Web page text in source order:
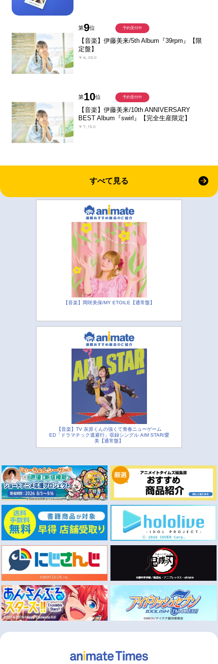
第9位
【音楽】伊藤美来/5th Album『39rpm』【限
定盤】
￥6,050
予約受付中
第10位
【音楽】伊藤美来/10th ANNIVERSARY
BEST Album『swirl』【完全生産限定】
￥7,150
予約受付中
すべて見る
【音楽】岡咲美保/MY ETOILE【通常盤】
【音楽】TV 灰原くんの強くて青春ニューゲーム
ED「ドラマチック逃避行」収録シングル AIM STAR/愛
美【通常盤】